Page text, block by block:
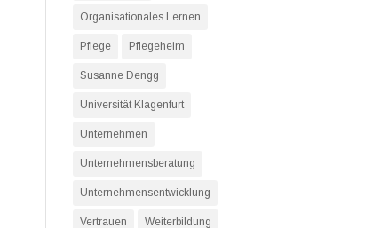
Organisationales Lernen
Pflege Pflegeheim
Susanne Dengg
Universität Klagenfurt
Unternehmen
Unternehmensberatung
Unternehmensentwicklung
Vertrauen Weiterbildung